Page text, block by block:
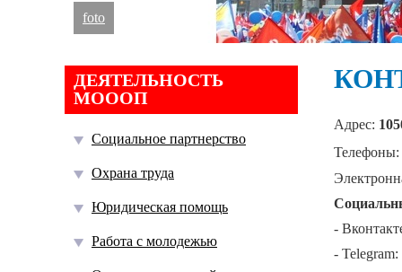
foto
ДЕЯТЕЛЬНОСТЬ
МОООП
Социальное партнерство
Охрана труда
Юридическая помощь
Работа с молодежью
Адрес:
Телефоны:
-
- Telegram: